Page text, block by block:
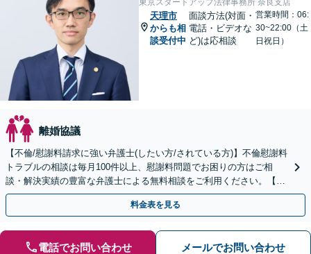
東京スタートアップ法律事務所 奈良支店
天理市
からも相
談受付中
面談方法(対面・
電話・ビデオな
ど)は応相談
営業時間：06:
30~22:00（土
日祝日）
離婚協議
【不倫/慰謝料請求に強い弁護士(したい方/されている方)】不倫慰謝料
トラブルの相談は毎月100件以上、慰謝料問題でお困りの方はご相
談・解決実績の豊富な弁護士による無料相談をご利用ください。【不
倫相談は初回0円】【関西エリア全域対応】
料金表を見る
電話でお問い合わせ メールでお問い合わせ